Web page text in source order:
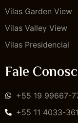
Vilas Garden View
Vilas Valley View
Vilas Presidencial
Fale
+55 19 99667-
+55 11 4033-